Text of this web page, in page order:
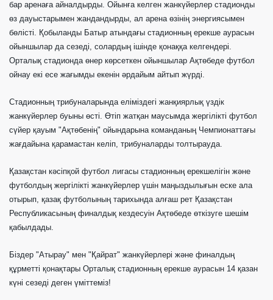
бар аренаға айналдырды. Ойынға келген жанкүйерлер стадионды
өз дауыстарымен жандандырды, ал арена өзінің энергиясымен
бөлісті. Қобыланды Батыр атындағы стадионның ерекше аурасын
ойыншылар да сезеді, солардың ішінде қонаққа келгендері.
Орталық стадионда өнер көрсеткен ойыншылар Ақтөбеде футбол
ойнау екі есе жағымды екенін әрдайым айтып жүрді.
Стадионның трибуналарында еліміздегі жанқиярлық үздік
жанкүйерлер буыны өсті. Өтіп жатқан маусымда жергілікті футбол
сүйер қауым "Ақтөбенің" ойындарына команданың Чемпионаттағы
жағдайына қарамастан келіп, трибуналарды толтырауда.
Қазақстан кәсіпқой футбол лигасы стадионның ерекшелігін және
футболдың жергілікті жанкүйерлер үшін маңыздылығын еске ала
отырып, қазақ футболының тарихында алғаш рет Қазақстан
Республикасының финалдық кездесуін Ақтөбеде өткізуге шешім
қабылдады.
Біздер "Атырау" мен "Қайрат" жанкүйерлері және финалдың
құрметті қонақтары Орталық стадионның ерекше аурасын 14 қазан
күні сезеді деген үміттеміз!